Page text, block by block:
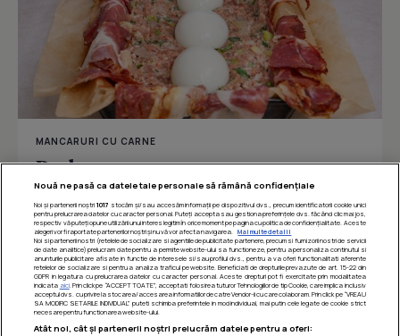
MANCARURI CU CARNE
Drob
Îmi place Distribuie
Nouă ne pasă ca datele tale personale să rămână confidențiale
Noi și partenerii noștri 1017 stocăm și/sau accesăm informații pe dispozitivul dvs., precum identificatorii cookie unici
pentru prelucrarea datelor cu caracter personal. Puteți accepta sau gestiona preferințele dvs. făcând clic mai jos,
respectiv vă puteți opune utilizării unui interes legitim în orice moment pe pagina cu politica de confidențialitate. Aceste
alegeri vor fi raportate partenerilor noștri și nu vă vor afecta navigarea.
Mai multe detalii
Noi si partenerii nostri (retelele de socializare si agentiile de publicitate partenere, precum si furnizorii nostri de servicii
de date analitice) prelucram date pentru a permite website-ului sa functioneze, pentru a personaliza continutul si
anunturile publicitare afisate in functie de interesele si/sau profilul dvs., pentru a va oferi functionalitati aferente
retelelor de socializare si pentru a analiza traficul pe website. Beneficiati de drepturile prevazute de art. 15-22 din
GDPR in legatura cu prelucrarea datelor cu caracter personal. Aceste drepturi pot fi exercitate prin modalitatea
indicata aici. Prin click pe “ACCEPT TOATE”, acceptati folosirea tuturor Tehnologiilor de tip Cookie, care implica inclusiv
acceptul dvs. cu privire la stocarea/accesarea informatiilor de catre Vendor-ii cu care colaboram. Prin click pe “VREAU
SA MODIFIC SETARILE INDIVIDUAL” puteti schimba preferintele in mod individual, mai putin cele legate de cookie strict
necesare pentru functionarea website-ului.
Atât noi, cât și partenerii noștri prelucrăm datele pentru a oferi: